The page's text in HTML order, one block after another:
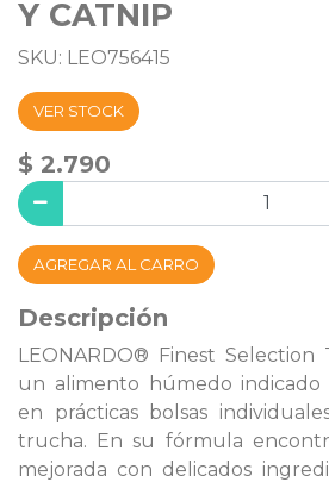
Y CATNIP
SKU: LEO756415
VER STOCK
$ 2.790
AGREGAR AL CARRO
Descripción
LEONARDO® Finest
un alimento húmedo indicado
en prácticas bolsas
trucha. En su fórmula
mejorada con delicados